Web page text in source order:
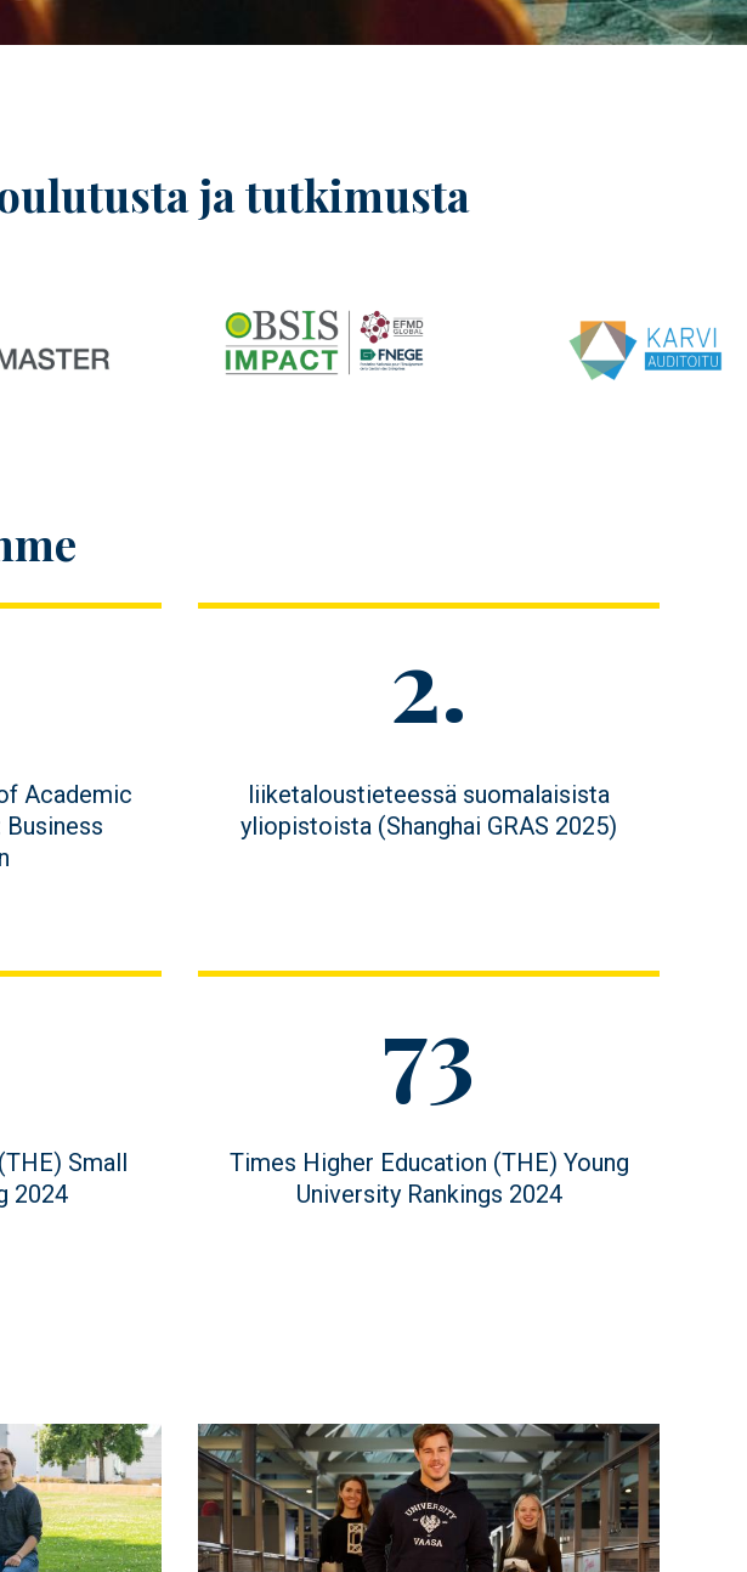
ja tutkimusta
Academic
Business
Figure
value
2.
Figure
description
liiketaloustieteessä suomalaisista
yliopistoista (Shanghai GRAS 2025)
Small
2024
Figure
value
73
Figure
description
Times Higher Education (THE) Young
University Rankings 2024